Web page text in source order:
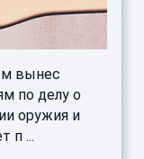
вынес
по делу о
оружия и
п ...